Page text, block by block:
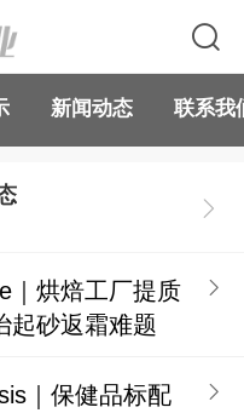
新闻动态 联系我
｜烘焙工厂提质
起砂返霜难题
｜保健品标配